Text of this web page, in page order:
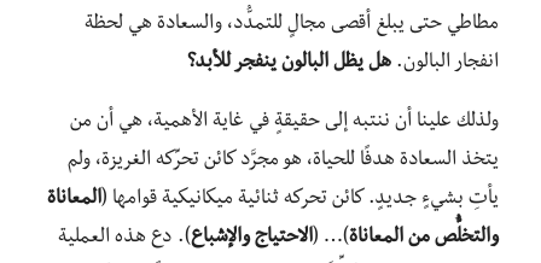
مطاطي حتى يبلغ أقصى مجالٍ للتمدُّد، والسعادة هي لحظة
انفجار البالون. هل يظل البالون ينفجر للأبد؟
ولذلك علينا أن ننتبه إلى حقيقةٍ في غاية الأهمية، هي أن من
يتخذ السعادة هدفًا للحياة، هو مجرَّد كائن تحرِّكه الغريزة، ولم
يأتِ بشيءٍ جديدٍ. كائن تحركه ثنائية ميكانيكية قوامها (المعاناة
والتخلُّص من المعاناة)… (الاحتياج والإشباع). دع هذه العملية